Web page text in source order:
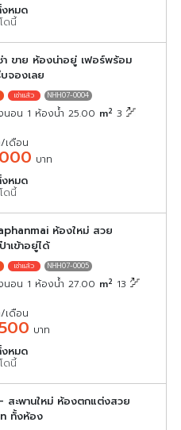
งหมด
ดนี้
ขาย ห้องน่าอยู่ เฟอร์พร้อม
จองเลย
NHH07-0004
นอน 1 ห้องน้ำ 25.00 m2 3
/เดือน
บาท
งหมด
ดนี้
ห้องใหม่ สวย
เข้าอยู่ได้
NHH07-0005
นอน 1 ห้องน้ำ 27.00 m2 13
/เดือน
บาท
งหมด
ดนี้
สะพานใหม่ ห้องตกแต่งสวย
ทั้งห้อง